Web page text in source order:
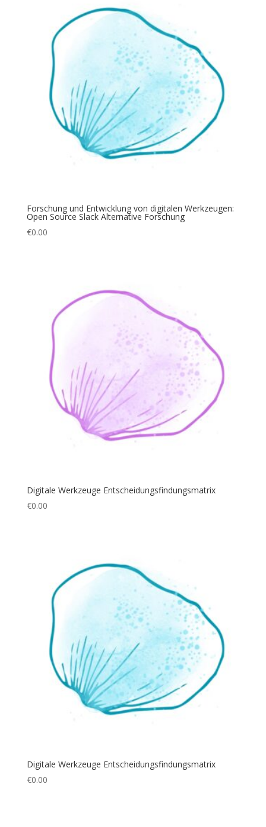
Forschung und Entwicklung von digitalen Werkzeugen:
Open Source Slack Alternative Forschung
€0.00
Digitale Werkzeuge Entscheidungsfindungsmatrix
€0.00
Digitale Werkzeuge Entscheidungsfindungsmatrix
€0.00